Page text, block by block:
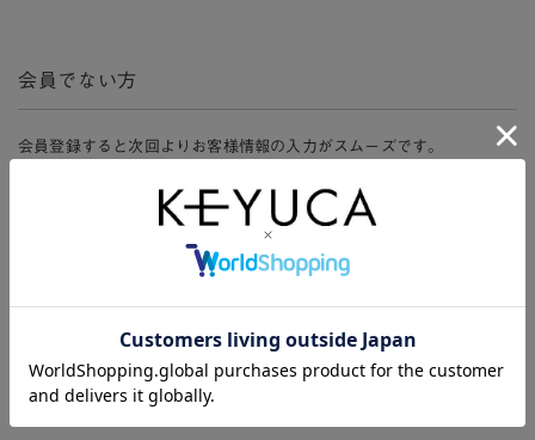
会員でない方
会員登録すると次回よりお客様情報の入力がスムーズです。
ージ、購入履歴をご利用いただけます。